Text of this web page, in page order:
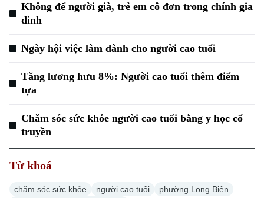
Xu hướng
Không để người già, trẻ em cô đơn trong chính gia
đình
Ngày hội việc làm dành cho người cao tuổi
Tăng lương hưu 8%: Người cao tuổi thêm điểm
tựa
Chăm sóc sức khỏe người cao tuổi bằng y học cổ
truyền
Từ khoá
chăm sóc sức khỏe người cao tuổi
phường Long Biên